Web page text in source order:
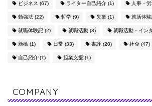
ビジネス (67) ライター自己紹介 (1) 人事・
勉強法 (22) 哲学 (9) 失業 (1) 就活体
就職体験記 (2) 就職活動 (3) 就職活動・イン
新橋 (1) 日常 (33) 書評 (20) 社会 (47)
自己紹介 (1) 起業支援 (1)
COMPANY